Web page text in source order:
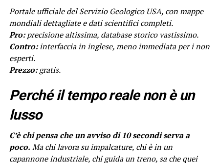
Portale ufficiale del Servizio Geologico USA, con mappe
mondiali dettagliate e dati scientifici completi.
Pro:precisione altissima, database storico vastissimo.
Contro:interfaccia in inglese, meno immediata per i non
esperti.
Prezzo:gratis.
Perché il tempo reale non è un
lusso
C’è chi pensa che un avviso di 10 secondi serva a
poco. Ma chi lavora su impalcature, chi è in un
capannone industriale, chi guida un treno, sa che quei